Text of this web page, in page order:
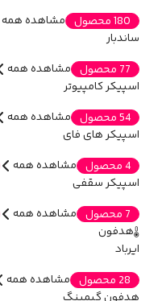
180 محصول
مشاهده همه
ساندبار
77 محصول
مشاهده همه
اسپیکر کامپیوتر
54 محصول
مشاهده همه
اسپیکر های فای
4 محصول
مشاهده همه
اسپیکر سقفی
7 محصول
مشاهده همه
هدفون
ایرباد
28 محصول
مشاهده همه